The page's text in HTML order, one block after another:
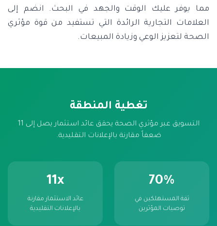
مما يوفر عليك الوقت والجهد في البحث. انضم إلى
العلامات التجارية الرائدة التي تستفيد من قوة مؤثري
الصحة لتعزيز الوعي وزيادة المبيعات.
تغطية المنطقة
التسويق عبر مؤثري الصحة يحقق عائد استثمار يصل إلى 11
ضعفاً مقارنة بالإعلانات التقليدية.
70%
ثقة المستهلكين في
توصيات المؤثرين
11x
عائد الاستثمار مقارنة
بالإعلانات التقليدية